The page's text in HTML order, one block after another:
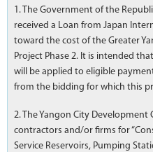
1. The Government of the
received a Loan from Japan
toward the cost of the Greater
Project Phase 2. It is intended
will be applied to eligible
from the bidding for which this
2. The Yangon City
contractors and/or firms for
Service Reservoirs, Pumping